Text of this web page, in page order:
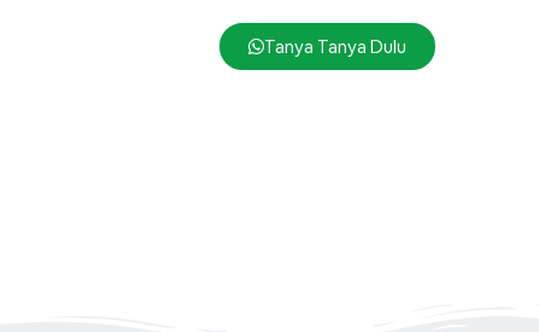
Tanya Tanya Dulu